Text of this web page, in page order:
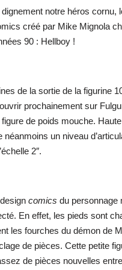
notre héros cornu,
créé par Mike Mignola
90 : Hellboy !
de la sortie de la figurine
prochainement sur
de poids mouche.
néanmoins un niveau
2″.
comics du personnage
En effet, les pieds sont
les fourches du démon de
de pièces. Cette petite
de pièces nouvelles